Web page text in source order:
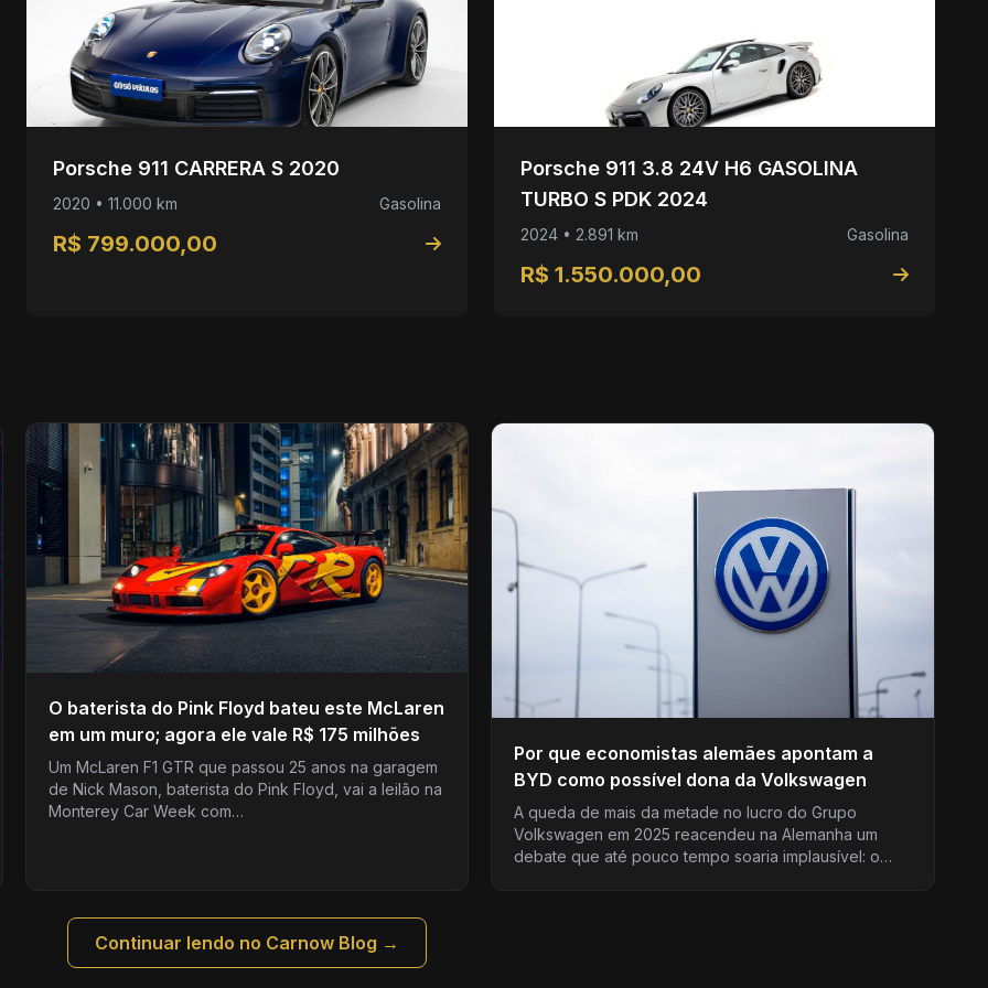
Porsche 911 CARRERA S 2020
2020 • 11.000 km Gasolina
R$ 799.000,00
Porsche 911 3.8 24V H6 GASOLINA
TURBO S PDK 2024
2024 • 2.891 km Gasolina
R$ 1.550.000,00
O baterista do Pink Floyd bateu este McLaren
em um muro; agora ele vale R$ 175 milhões
Um McLaren F1 GTR que passou 25 anos na garagem
de Nick Mason, baterista do Pink Floyd, vai a leilão na
Monterey Car Week com…
Por que economistas alemães apontam a
BYD como possível dona da Volkswagen
A queda de mais da metade no lucro do Grupo
Volkswagen em 2025 reacendeu na Alemanha um
debate que até pouco tempo soaria implausível: o…
Continuar lendo no Carnow Blog →